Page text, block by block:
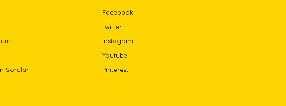
Sorular
Facebook
Twitter
Instagram
Youtube
Pinterest